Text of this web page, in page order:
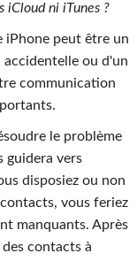
iCloud ni iTunes ?
iPhone peut être un
accidentelle ou d'un
communication
le problème
guidera vers
disposiez ou non
vous feriez
manquants. Après
contacts à